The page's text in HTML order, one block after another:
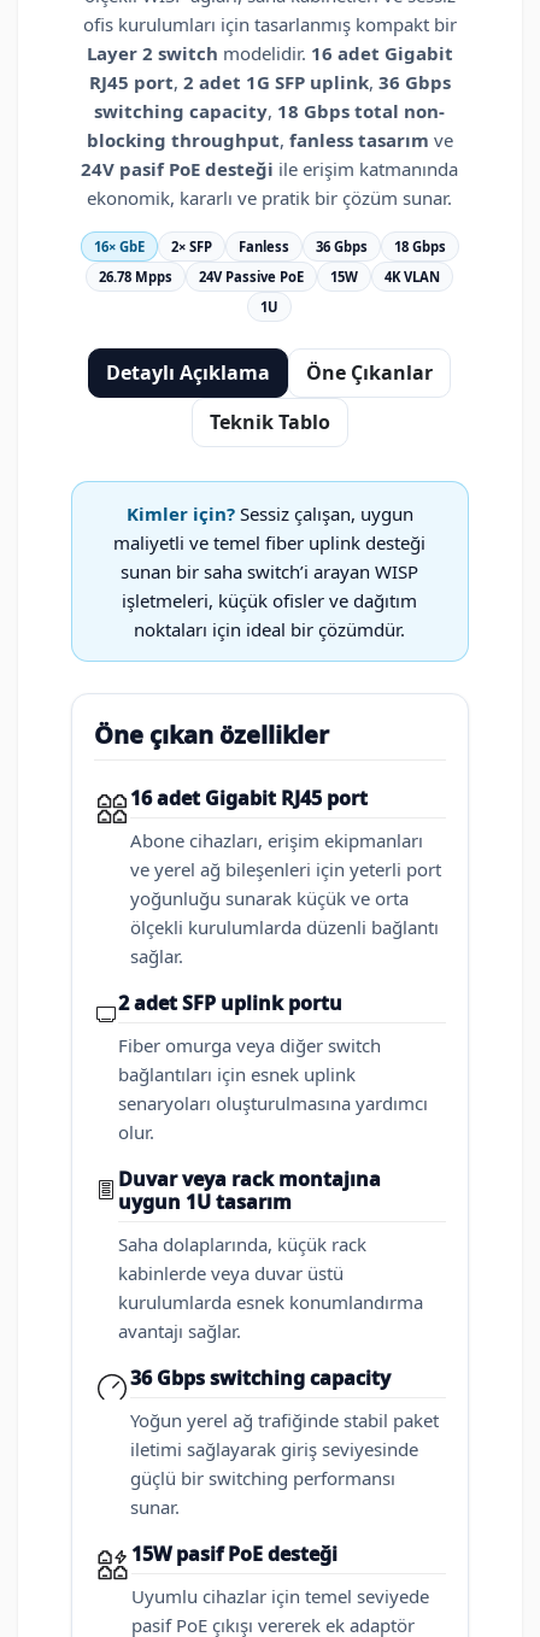
ofis kurulumları için tasarlanmış kompakt bir
Layer 2 switch modelidir. 16 adet Gigabit
RJ45 port, 2 adet 1G SFP uplink, 36 Gbps
switching capacity, 18 Gbps total non-
blocking throughput, fanless tasarım ve
24V pasif PoE desteği ile erişim katmanında
ekonomik, kararlı ve pratik bir çözüm sunar.
16× GbE 2× SFP Fanless 36 Gbps
18 Gbps
26.78 Mpps
24V Passive PoE 15W
4K VLAN
1U
Detaylı Açıklama
Öne Çıkanlar
Teknik Tablo
Kimler için?Sessiz çalışan, uygun
maliyetli ve temel fiber uplink desteği
sunan bir saha switch’i arayan WISP
işletmeleri, küçük ofisler ve dağıtım
noktaları için ideal bir çözümdür.
Öne çıkan özellikler
16 adet Gigabit RJ45 port
Abone cihazları, erişim ekipmanları
ve yerel ağ bileşenleri için yeterli port
yoğunluğu sunarak küçük ve orta
ölçekli kurulumlarda düzenli bağlantı
sağlar.
2 adet SFP uplink portu
Fiber omurga veya diğer switch
bağlantıları için esnek uplink
senaryoları oluşturulmasına yardımcı
olur.
Duvar veya rack montajına
uygun 1U tasarım
Saha dolaplarında, küçük rack
kabinlerde veya duvar üstü
kurulumlarda esnek konumlandırma
avantajı sağlar.
36 Gbps switching capacity
Yoğun yerel ağ trafiğinde stabil paket
iletimi sağlayarak giriş seviyesinde
güçlü bir switching performansı
sunar.
15W pasif PoE desteği
Uyumlu cihazlar için temel seviyede
pasif PoE çıkışı vererek ek adaptör